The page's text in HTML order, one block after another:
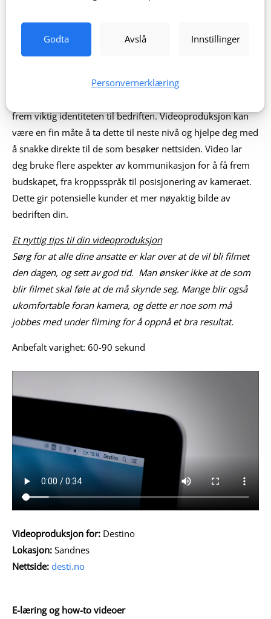
frem viktig identiteten til bedriften. Videoproduksjon kan
være en fin måte å ta dette til neste nivå og hjelpe deg med
å snakke direkte til de som besøker nettsiden. Video lar
deg bruke flere aspekter av kommunikasjon for å få frem
budskapet, fra kroppsspråk til posisjonering av kameraet.
Dette gir potensielle kunder et mer nøyaktig bilde av
bedriften din.
Et nyttig tips til din videoproduksjon
Sørg for at alle dine ansatte er klar over at de vil bli filmet
den dagen, og sett av god tid. Man ønsker ikke at de som
blir filmet skal føle at de må skynde seg. Mange blir også
ukomfortable foran kamera, og dette er noe som må
jobbes med under filming for å oppnå et bra resultat.
Anbefalt varighet: 60-90 sekund
Videoproduksjon for: Destino
Lokasjon: Sandnes
Nettside: desti.no
E-læring og how-to videoer
Godta Avslå Innstillinger
Personvernerklæring